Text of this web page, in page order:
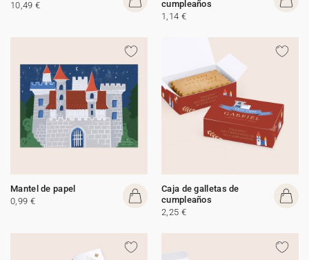
10,49 €
cumpleaños
1,14 €
Mantel de papel
0,99 €
Caja de galletas de
cumpleaños
2,25 €